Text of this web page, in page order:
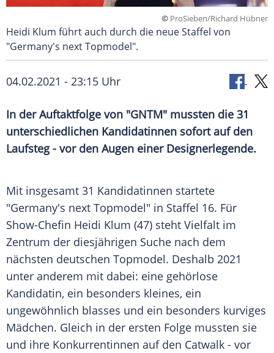
© ProSieben/Richard Hübner
Heidi Klum führt auch durch die neue Staffel von
"Germany's next Topmodel".
04.02.2021 - 23:15 Uhr
In derAuftaktfolge von "GNTM" mussten die 31
unterschiedlichen Kandidatinnen sofort auf den
Laufsteg- vor den Augen einer Designerlegende.
Mit insgesamt 31 Kandidatinnen startete
"Germany's next Topmodel" in Staffel 16. Für
Show-Chefin Heidi Klum (47) steht Vielfalt im
Zentrum der diesjährigen Suche nach dem
nächsten deutschen Topmodel. Deshalb 2021
unter anderem mit dabei: eine gehörlose
Kandidatin, ein besonders kleines, ein
ungewöhnlich blasses und ein besonders kurviges
Mädchen. Gleich in der ersten Folge mussten sie
und ihre Konkurrentinnen auf den Catwalk - vor